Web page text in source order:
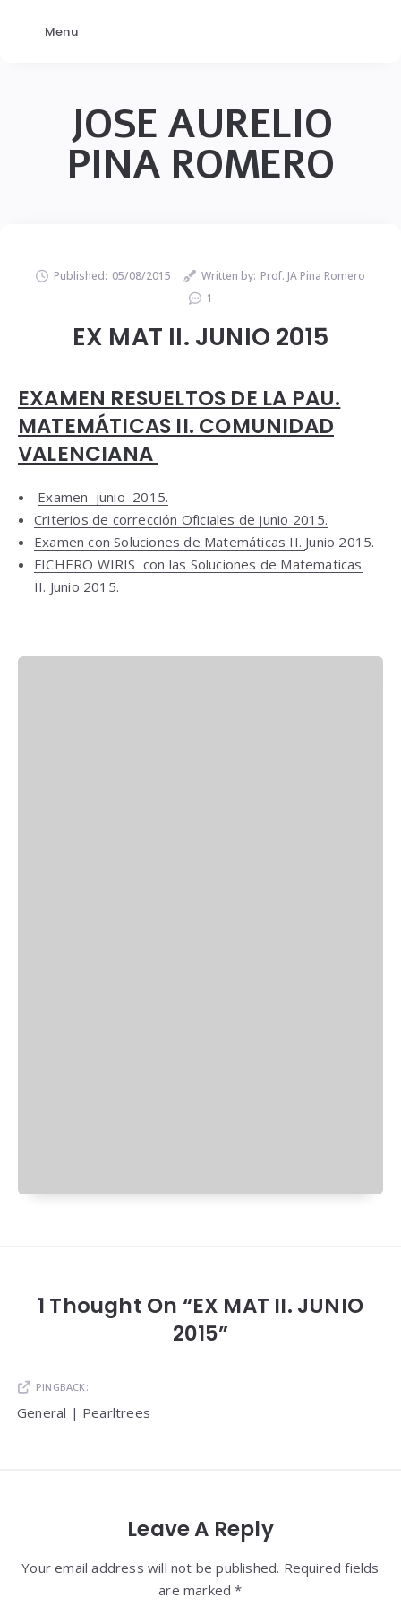
JOSE AURELIO
PINA ROMERO
Published: 05/08/2015 Written by: Prof. JA Pina Romero
1
EX MAT II. JUNIO 2015
EXAMEN RESUELTOS DE LA PAU.
MATEMÁTICAS II. COMUNIDAD
VALENCIANA
Examen junio 2015.
Criterios de corrección Oficiales de junio 2015.
Examen con Soluciones de Matemáticas II. Junio 2015.
FICHERO WIRIS con las Soluciones de Matematicas
II. Junio 2015.
1 Thought On “EX MAT II. JUNIO
2015”
PINGBACK:
General | Pearltrees
Leave A Reply
Your email address will not be published. Required fields
are marked *
Menu